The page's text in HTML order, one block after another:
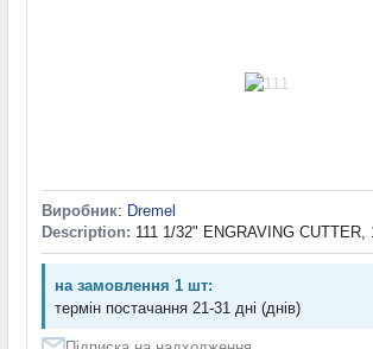
Виробник: Dremel
Description: 111 1/32" ENGRAVING CUTTER,
на замовлення 1 шт:
термін постачання 21-31 дні (днів)